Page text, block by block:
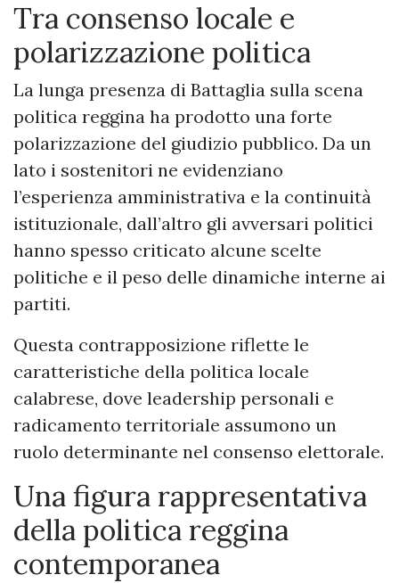
Tra consenso locale e
polarizzazione politica
La lunga presenza di Battaglia sulla scena
politica reggina ha prodotto una forte
polarizzazione del giudizio pubblico. Da un
lato i sostenitori ne evidenziano
l’esperienza amministrativa e la continuità
istituzionale, dall’altro gli avversari politici
hanno spesso criticato alcune scelte
politiche e il peso delle dinamiche interne ai
partiti.
Questa contrapposizione riflette le
caratteristiche della politica locale
calabrese, dove leadership personali e
radicamento territoriale assumono un
ruolo determinante nel consenso elettorale.
Una figura rappresentativa
della politica reggina
contemporanea